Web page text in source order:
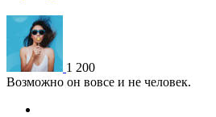
1 200
Возможно он вовсе и не человек.